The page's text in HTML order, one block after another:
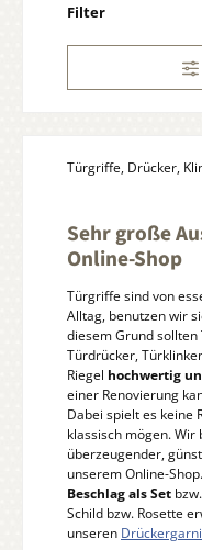
Filter
Türgriffe, Drücker,
Sehr große
Online-Shop
Türgriffe sind von
Alltag, benutzen wir
diesem Grund
Türdrücker,
Riegel hochwertig
einer Renovierung
Dabei spielt es keine
klassisch mögen. Wir
überzeugender,
unserem Online-
Beschlag als Set
Schild bzw. Rosette
unseren